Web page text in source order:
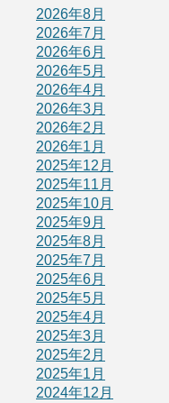
2026年8月
2026年7月
2026年6月
2026年5月
2026年4月
2026年3月
2026年2月
2026年1月
2025年12月
2025年11月
2025年10月
2025年9月
2025年8月
2025年7月
2025年6月
2025年5月
2025年4月
2025年3月
2025年2月
2025年1月
2024年12月